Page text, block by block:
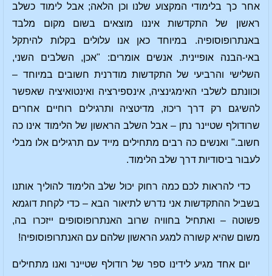
אחר כך בלימודי המקצוע שלנו וכן הלאה; אבל לימוד כשלב
ראשון של התקדשות איננו מוצאים בשום מקום מלבד
באנתרופוסופיה. במיוחד כאן אנו עלולים בקלות להיתקל
באי-הבנה אופיינית. אנשים אומרים: "אכן, השלבים השני,
השלישי והרביעי של התקדשות מודרנית חשובים במיוחד –
וכוונתם לשלבי האימגינציה, אינספירציה ואינטואיציה שאפשר
להשיגם רק דרך ריכוז, מדיטציה ותרגילים רוחיים אחרים
שרודולף שטיינר נתן – אבל השלב הראשון של הלימוד אינו כה
חשוב." ואנשים כה רבים מתחילים מייד עם תרגילים אלו מבלי
לעבור ביסודיות דרך שלב הלימוד.
כדי להראות לכם כמה רחוק יכול שלב הלימוד להוליך אותנו
בשביל ההתקדשות אני נדרש לתיאור הבא – כדי לקחת דוגמא
פשוטה – ואתחיל בחוויה שרוב האנתרופוסופים ייזכרו בה,
משום שהיא קשורה למגע הראשון שלהם עם האנתרופוסופיה!
יום אחד מגיע לידינו ספר של רודולף שטיינר ואנו מתחילים